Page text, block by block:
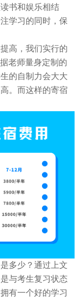
书和娱乐相结
学习的同时，保
高，我们实行的
老师量身定制的
的自制力会大大
。而这样的寄宿
多少？通过上文
与考生复习状态
有一个好的学习